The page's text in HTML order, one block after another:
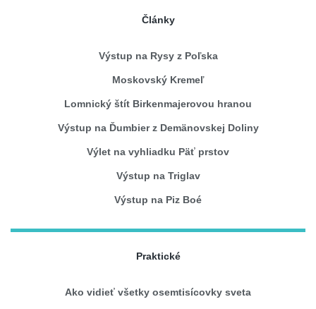
Články
Výstup na Rysy z Poľska
Moskovský Kremeľ
Lomnický štít Birkenmajerovou hranou
Výstup na Ďumbier z Demänovskej Doliny
Výlet na vyhliadku Päť prstov
Výstup na Triglav
Výstup na Piz Boé
Praktické
Ako vidieť všetky osemtisícovky sveta